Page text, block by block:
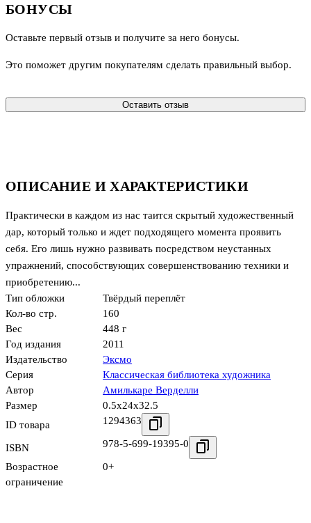
ОПИСАНИЕ И ХАРАКТЕРИСТИКИ
Практически в каждом из нас таится скрытый художественный
дар, который только и ждет подходящего момента проявить
себя. Его лишь нужно развивать посредством неустанных
упражнений, способствующих совершенствованию техники и
приобретению...
Тип обложки
Твёрдый переплёт
Кол-во стр.
160
Вес
448 г
Год издания
2011
Издательство
Эксмо
Серия
Классическая библиотека художника
Автор
Амилькаре Верделли
Размер
0.5x24x32.5
ID товара
1294363
ISBN 978-5-699-19395-0
Возрастное
ограничение
0+
БОНУСЫ
Оставьте первый отзыв и получите за него бонусы.
Это поможет другим покупателям сделать правильный выбор.
Оставить отзыв